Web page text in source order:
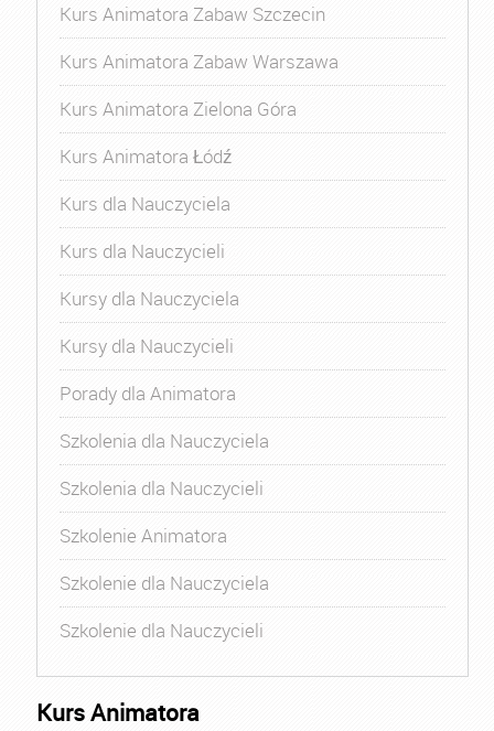
Kurs Animatora Zabaw Szczecin
Kurs Animatora Zabaw Warszawa
Kurs Animatora Zielona Góra
Kurs Animatora Łódź
Kurs dla Nauczyciela
Kurs dla Nauczycieli
Kursy dla Nauczyciela
Kursy dla Nauczycieli
Porady dla Animatora
Szkolenia dla Nauczyciela
Szkolenia dla Nauczycieli
Szkolenie Animatora
Szkolenie dla Nauczyciela
Szkolenie dla Nauczycieli
Kurs Animatora